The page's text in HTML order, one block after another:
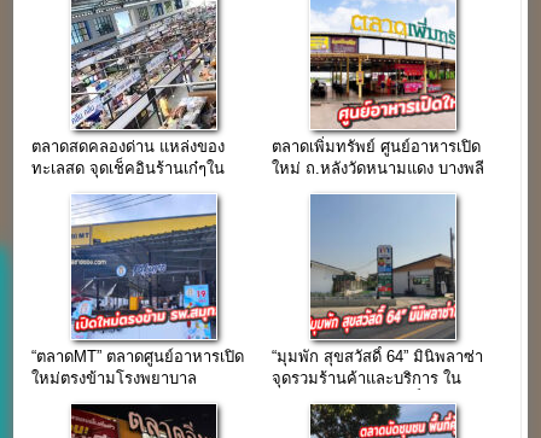
ตลาดสดคลองด่าน แหล่งของ
ทะเลสด จุดเช็คอินร้านเก๋ๆใน
ตลาดเพิ่มทรัพย์ ศูนย์อาหารเปิด
ใหม่ ถ.หลังวัดหนามแดง บางพลี
“ตลาดMT” ตลาดศูนย์อาหารเปิด
ใหม่ตรงข้ามโรงพยาบาล
“มุมพัก สุขสวัสดิ์ 64” มินิพลาซ่า
จุดรวมร้านค้าและบริการ ใน